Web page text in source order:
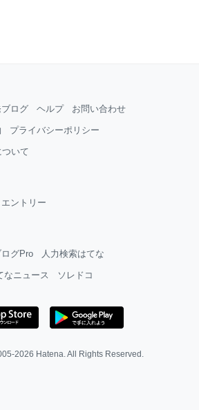
ログ ヘルプ お問い合わせ
プライバシーポリシー
いて
ントリー
グPro 人力検索はてな
なニュース ソレドコ
2026 Hatena. All Rights Reserved.